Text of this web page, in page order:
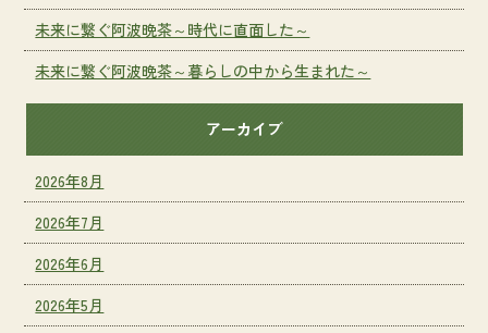
未来に繋ぐ阿波晩茶～時代に直面した～
未来に繋ぐ阿波晩茶～暮らしの中から生まれた～
アーカイブ
2026年8月
2026年7月
2026年6月
2026年5月